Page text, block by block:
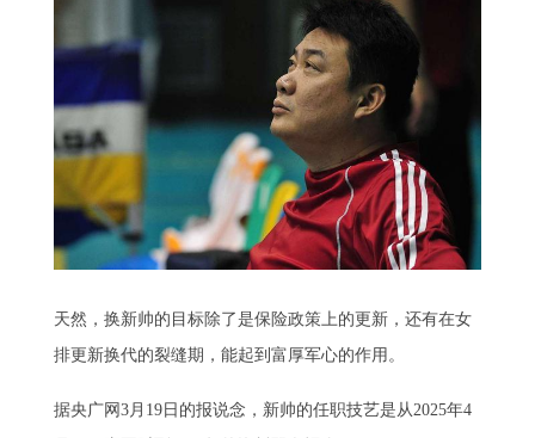
天然，换新帅的目标除了是保险政策上的更新，还有在女
排更新换代的裂缝期，能起到富厚军心的作用。
据央广网3月19日的报说念，新帅的任职技艺是从2025年4